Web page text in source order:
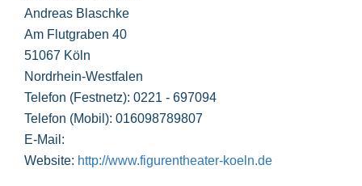
Andreas Blaschke
Am Flutgraben 40
51067 Köln
Nordrhein-Westfalen
Telefon (Festnetz): 0221 - 697094
Telefon (Mobil): 016098789807
E-Mail:
Website: http://www.figurentheater-koeln.de